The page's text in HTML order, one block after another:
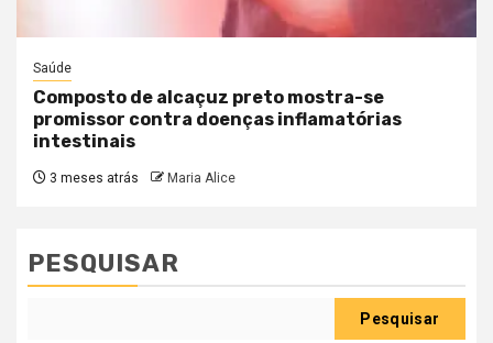
Saúde
Composto de alcaçuz preto mostra-se
promissor contra doenças inflamatórias
intestinais
3 meses atrás Maria Alice
PESQUISAR
Pesquisar